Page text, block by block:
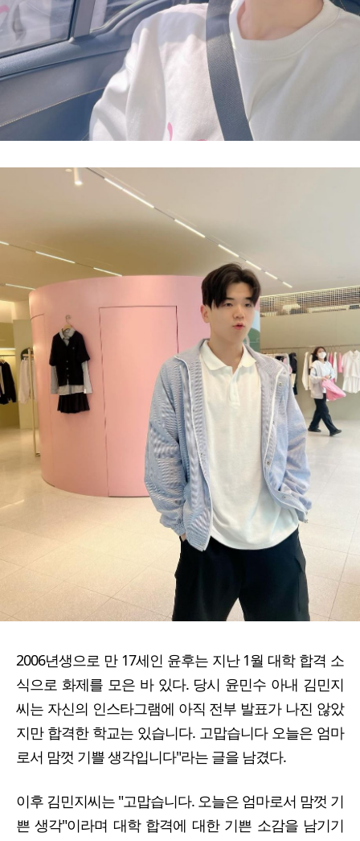
2006년생으로 만 17세인 윤후는 지난 1월 대학 합격 소
식으로 화제를 모은 바 있다. 당시 윤민수 아내 김민지
씨는 자신의 인스타그램에 아직 전부 발표가 나진 않았
지만 합격한 학교는 있습니다. 고맙습니다 오늘은 엄마
로서 맘껏 기쁠 생각입니다"라는 글을 남겼다.
이후 김민지씨는 "고맙습니다. 오늘은 엄마로서 맘껏 기
쁜 생각"이라며 대학 합격에 대한 기쁜 소감을 남기기